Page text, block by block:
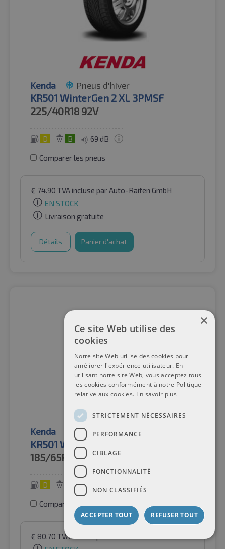
Kenda Pneus d'hiver
KR501 WinterGen 2 XL 3PMSF
225/40R18 92V
D B 69 dB
Comparer les pneus
€ 74.90 TVA incluse par Auto-Raifen GmbH
EN STOCK
Livraison gratuite
Détails Panier d'achat
Kenda Pneus d'hiver
KR501 WinterGen 2 XL 3PMSF
185/65R1592T
D
Comparer les pneus
€ 80.70 TVA incluse
×
Ce site Web utilise des
cookies
Notre site Web utilise des cookies pour
améliorer l'expérience utilisateur. En
utilisant notre site Web, vous acceptez tous
les cookies conformément à notre Politique
relative aux cookies. En savoir plus
STRICTEMENT NÉCESSAIRES
PERFORMANCE
CIBLAGE
FONCTIONNALITÉ
NON CLASSIFIÉS
ACCEPTER TOUT REFUSER TOUT